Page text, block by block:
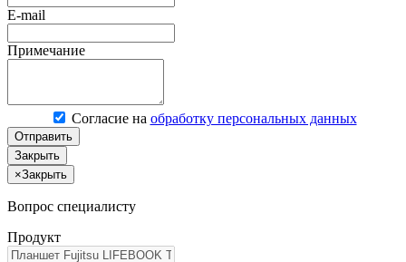
E-mail
Примечание
Согласие на обработку персональных данных
Отправить
Закрыть
×Закрыть
Вопрос специалисту
Продукт